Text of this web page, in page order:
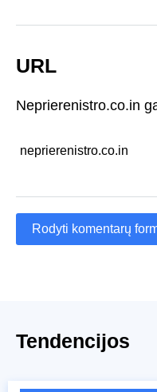
URL
Neprierenistro.co.in
neprierenistro.co.in
Rodyti komentarų
Tendencijos